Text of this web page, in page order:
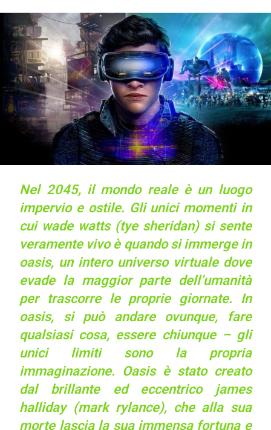
Nel 2045, il mondo reale è un luogo
impervio e ostile. Gli unici momenti in
cui wade watts (tye sheridan) si sente
veramente vivo è quando si immerge in
oasis, un intero universo virtuale dove
evade la maggior parte dell’umanità
per trascorre le proprie giornate. In
oasis, si può andare ovunque, fare
qualsiasi cosa, essere chiunque – gli
unici limiti sono la propria
immaginazione. Oasis è stato creato
dal brillante ed eccentrico james
halliday (mark rylance), che alla sua
morte lascia la sua immensa fortuna e